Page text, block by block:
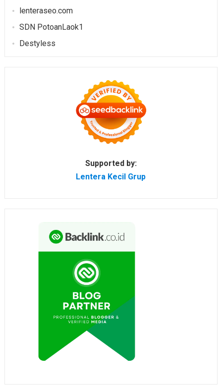
lenteraseo.com
SDN PotoanLaok1
Destyless
Supported by:
Lentera Kecil Grup